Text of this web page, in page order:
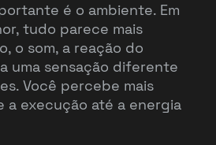
é o ambiente. Em
tudo parece mais
o som, a reação do
uma sensação diferente
Você percebe mais
a execução até a energia